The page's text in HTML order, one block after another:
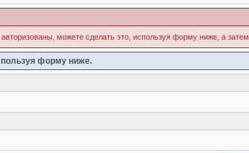
можете сделать это, используя форму ниже, а затем
форму ниже.